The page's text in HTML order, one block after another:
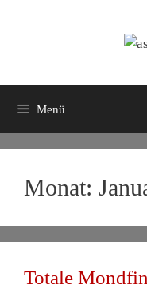
Menü
Monat:
Totale